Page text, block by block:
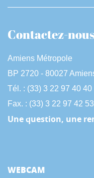
Contactez-nous
Amiens Métropole
BP 2720 - 80027
Tél. : (33) 3 22 97 40 40
Fax. : (33) 3 22 97 42 53
Une question, une
WEBCAM